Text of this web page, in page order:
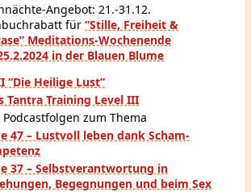
Angebot: 21.-31.12.
für “Stille, Freiheit &
Meditations-Wochenende
in der Blauen Blume
“Die Heilige Lust”
Tantra Training Level III
zum Thema
47 – Lustvoll leben dank Scham-
37 – Selbstverantwortung in
Begegnungen und beim Sex